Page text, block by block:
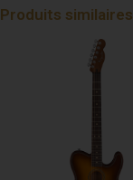
Produits similaires